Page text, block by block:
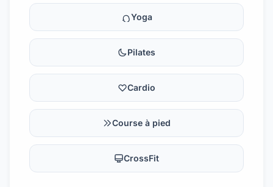
Yoga
Pilates
Cardio
Course à pied
CrossFit